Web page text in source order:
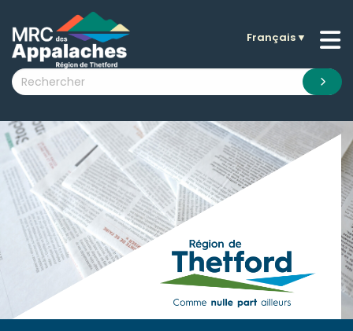
submenu (La MRC )
submenu (Citoyens )
submenu (Visiteurs )
submenu (Nouvelles )
submenu (Documentation )
Français▼